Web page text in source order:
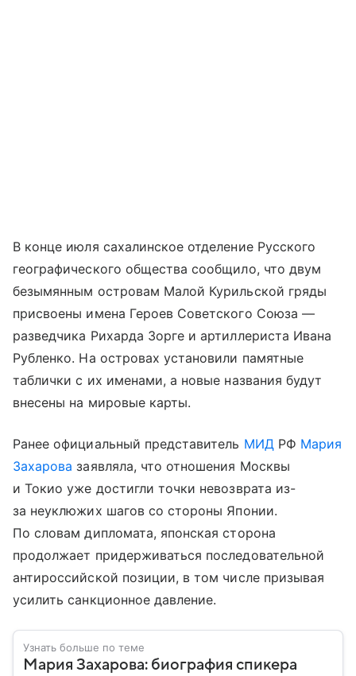
В конце июля сахалинское отделение Русского
географического общества сообщило, что двум
безымянным островам Малой Курильской гряды
присвоены имена Героев Советского Союза —
разведчика Рихарда Зорге и артиллериста Ивана
Рубленко. На островах установили памятные
таблички с их именами, а новые названия будут
внесены на мировые карты.
Ранее официальный представитель МИДРФ Мария
Захарова заявляла, что отношения Москвы
и Токио уже достигли точки невозврата из-
за неуклюжих шагов со стороны Японии.
По словам дипломата, японская сторона
продолжает придерживаться последовательной
антироссийской позиции, в том числе призывая
усилить санкционное давление.
Узнать больше по теме
Мария Захарова: биография спикера